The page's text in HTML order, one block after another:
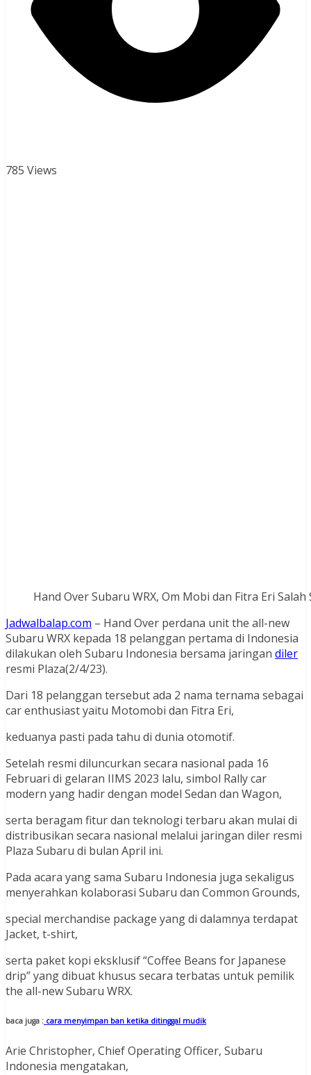
785 Views
Hand Over Subaru WRX, Om Mobi dan Fitra Eri Salah
Jadwalbalap.com – Hand Over perdana unit the all-new
Subaru WRX kepada 18 pelanggan pertama di Indonesia
dilakukan oleh Subaru Indonesia bersama jaringan diler
resmi Plaza(2/4/23).
Dari 18 pelanggan tersebut ada 2 nama ternama sebagai
car enthusiast yaitu Motomobi dan Fitra Eri,
keduanya pasti pada tahu di dunia otomotif.
Setelah resmi diluncurkan secara nasional pada 16
Februari di gelaran IIMS 2023 lalu, simbol Rally car
modern yang hadir dengan model Sedan dan Wagon,
serta beragam fitur dan teknologi terbaru akan mulai di
distribusikan secara nasional melalui jaringan diler resmi
Plaza Subaru di bulan April ini.
Pada acara yang sama Subaru Indonesia juga sekaligus
menyerahkan kolaborasi Subaru dan Common Grounds,
special merchandise package yang di dalamnya terdapat
Jacket, t-shirt,
serta paket kopi eksklusif “Coffee Beans for Japanese
drip” yang dibuat khusus secara terbatas untuk pemilik
the all-new Subaru WRX.
baca juga : cara menyimpan ban ketika ditinggal mudik
Arie Christopher, Chief Operating Officer, Subaru
Indonesia mengatakan,